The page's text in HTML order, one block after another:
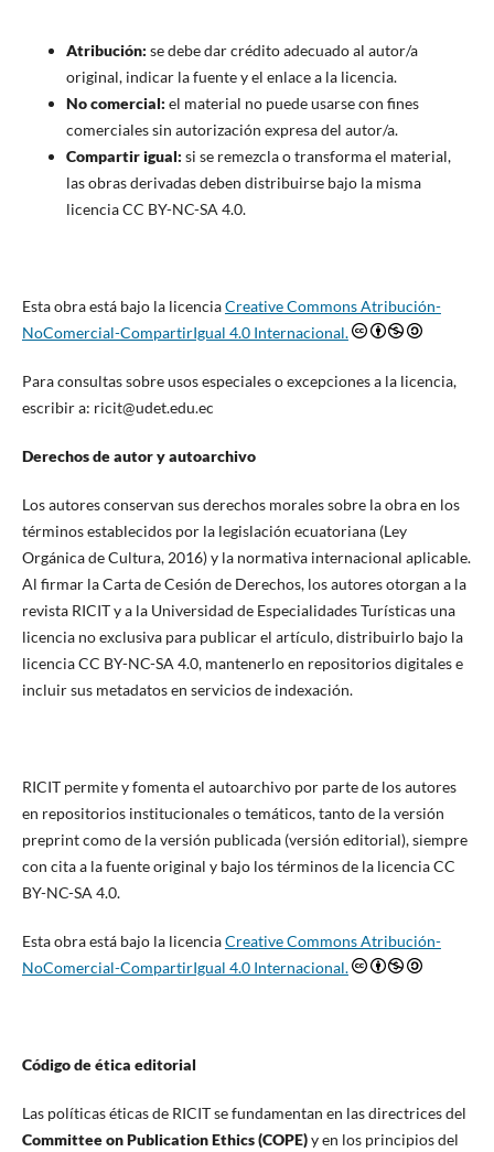
Atribución: se debe dar crédito adecuado al autor/a
original, indicar la fuente y el enlace a la licencia.
No comercial: el material no puede usarse con fines
comerciales sin autorización expresa del autor/a.
Compartir igual: si se remezcla o transforma el material,
las obras derivadas deben distribuirse bajo la misma
licencia CC BY-NC-SA 4.0.
Esta obra está bajo la licenciaCreative Commons Atribución-
NoComercial-CompartirIgual 4.0 Internacional.
Para consultas sobre usos especiales o excepciones a la licencia,
escribir a: ricit@udet.edu.ec
Derechos de autor y autoarchivo
Los autores conservan sus derechos morales sobre la obra en los
términos establecidos por la legislación ecuatoriana (Ley
Orgánica de Cultura, 2016) y la normativa internacional aplicable.
Al firmar la Carta de Cesión de Derechos, los autores otorgan a la
revista RICIT y a la Universidad de Especialidades Turísticas una
licencia no exclusiva para publicar el artículo, distribuirlo bajo la
licencia CC BY-NC-SA 4.0, mantenerlo en repositorios digitales e
incluir sus metadatos en servicios de indexación.
RICIT permite y fomenta el autoarchivo por parte de los autores
en repositorios institucionales o temáticos, tanto de la versión
preprint como de la versión publicada (versión editorial), siempre
con cita a la fuente original y bajo los términos de la licencia CC
BY-NC-SA 4.0.
Esta obra está bajo la licenciaCreative Commons Atribución-
NoComercial-CompartirIgual 4.0 Internacional.
Código de ética editorial
Las políticas éticas de RICIT se fundamentan en las directrices del
Committee on Publication Ethics (COPE)y en los principios del